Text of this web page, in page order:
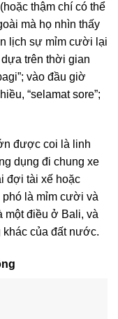
thậm chí có thể
mà họ nhìn thấy
lịch sự mỉm cười lại
dựa trên thời gian
vào đầu giờ
“selamat sore”;
được coi là linh
dụng đi chung xe
đợi tài xế hoặc
là mỉm cười và
một điều ở Bali, và
của đất nước.